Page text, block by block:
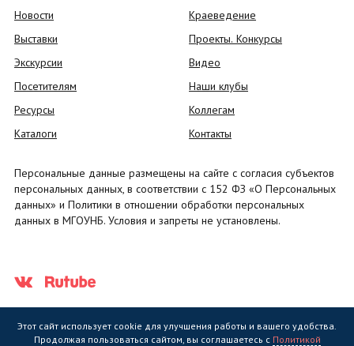
Новости
Выставки
Экскурсии
Посетителям
Ресурсы
Каталоги
Краеведение
Проекты. Конкурсы
Видео
Наши клубы
Коллегам
Контакты
Персональные данные размещены на сайте с согласия субъектов
персональных данных, в соответствии с 152 ФЗ «О Персональных
данных» и Политики в отношении обработки персональных
данных в МГОУНБ. Условия и запреты не установлены.
Этот сайт использует cookie для улучшения работы и вашего удобства.
Продолжая пользоваться сайтом, вы соглашаетесь с Политикой